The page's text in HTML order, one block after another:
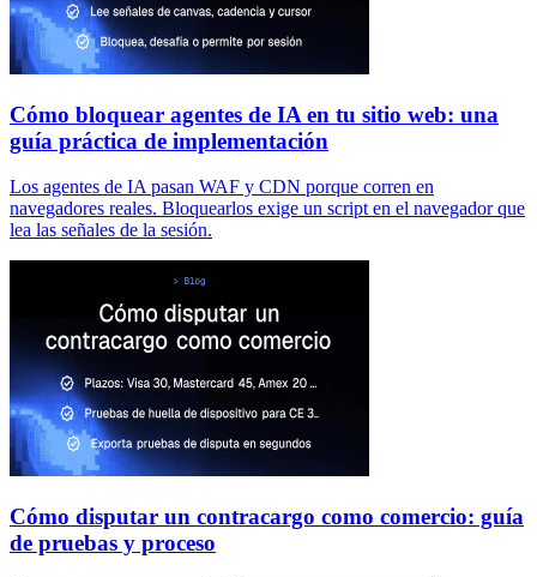
Cómo bloquear agentes de IA en tu sitio web: una
guía práctica de implementación
Los agentes de IA pasan WAF y CDN porque corren en
navegadores reales. Bloquearlos exige un script en el navegador que
lea las señales de la sesión.
Cómo disputar un contracargo como comercio: guía
de pruebas y proceso